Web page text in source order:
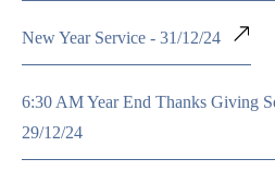
New Year Service - 31/12/24
6:30 AM Year End Thanks Giving
29/12/24